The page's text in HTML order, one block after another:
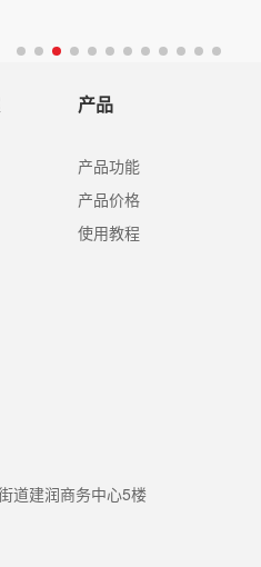
产品
产品功能
产品价格
使用教程
道建润商务中心5楼